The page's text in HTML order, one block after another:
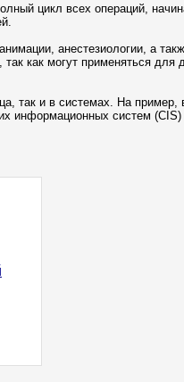
цикл всех операций,
анестезиологии, а
как могут применяться для
так и в системах. На пример,
информационных систем (CIS)